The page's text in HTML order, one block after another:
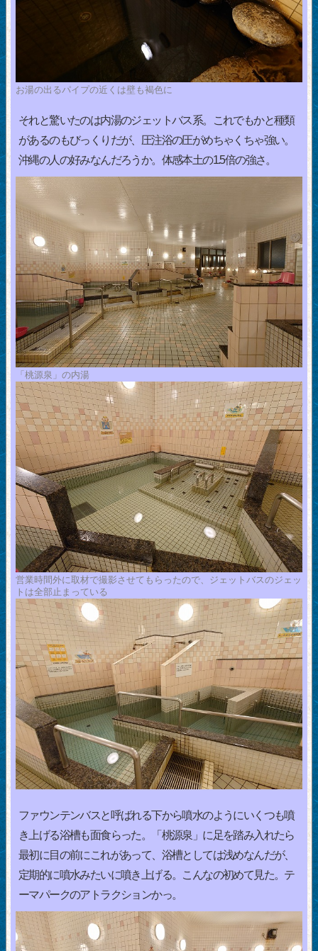
お湯の出るパイプの近くは壁も褐色に
それと驚いたのは内湯のジェットバス系。これでもかと種類
があるのもびっくりだが、圧注浴の圧がめちゃくちゃ強い。
沖縄の人の好みなんだろうか。体感本土の1.5倍の強さ。
「桃源泉」の内湯
営業時間外に取材で撮影させてもらったので、ジェットバスのジェッ
トは全部止まっている
ファウンテンバスと呼ばれる下から噴水のようにいくつも噴
き上げる浴槽も面食らった。「桃源泉」に足を踏み入れたら
最初に目の前にこれがあって、浴槽としては浅めなんだが、
定期的に噴水みたいに噴き上げる。こんなの初めて見た。テ
ーマパークのアトラクションかっ。